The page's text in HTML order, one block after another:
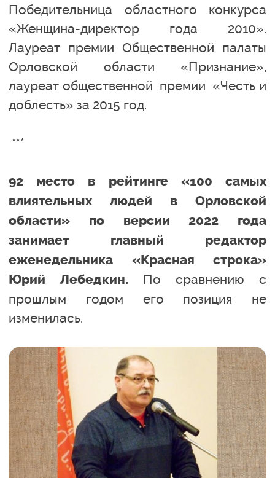
Победительница областного конкурса
«Женщина-директор года 2010».
Лауреат премии Общественной палаты
Орловской области «Признание»,
лауреат общественной премии «Честь и
доблесть» за 2015 год.
***
92 место в рейтинге «100 самых
влиятельных людей в Орловской
области» по версии 2022 года
занимает главный редактор
еженедельника «Красная строка»
Юрий Лебедкин. По сравнению с
прошлым годом его позиция не
изменилась.